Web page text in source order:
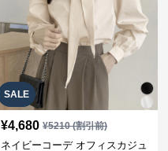
SALE
¥4,680 ¥5210(割引前)
ネイビーコーデ オフィスカジュ